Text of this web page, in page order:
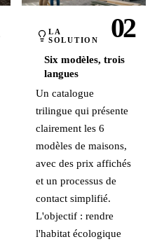
02
LA
SOLUTION
Six modèles, trois
langues
Un catalogue
trilingue qui présente
clairement les 6
modèles de maisons,
avec des prix affichés
et un processus de
contact simplifié.
L'objectif : rendre
l'habitat écologique